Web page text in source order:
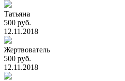
Татьяна
500 руб.
12.11.2018
Жертвователь
500 руб.
12.11.2018